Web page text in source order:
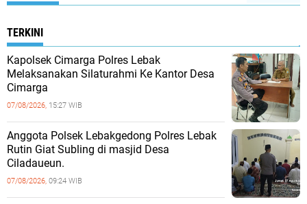
TERKINI
Kapolsek Cimarga Polres Lebak
Melaksanakan Silaturahmi Ke Kantor Desa
Cimarga
07/08/2026, 15:27 WIB
Anggota Polsek Lebakgedong Polres Lebak
Rutin Giat Subling di masjid Desa
Ciladaueun.
07/08/2026, 09:24 WIB